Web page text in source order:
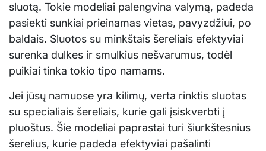
sluotą. Tokie modeliai palengvina valymą, padeda
pasiekti sunkiai prieinamas vietas, pavyzdžiui, po
baldais. Sluotos su minkštais šereliais efektyviai
surenka dulkes ir smulkius nešvarumus, todėl
puikiai tinka tokio tipo namams.
Jei jūsų namuose yra kilimų, verta rinktis sluotas
su specialiais šereliais, kurie gali įsiskverbti į
pluoštus. Šie modeliai paprastai turi šiurkštesnius
šerelius, kurie padeda efektyviai pašalinti